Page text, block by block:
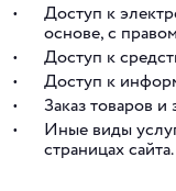
Доступ к
основе, с
Доступ к
Доступ к
Заказ товаров
Иные виды
страницах сайта.